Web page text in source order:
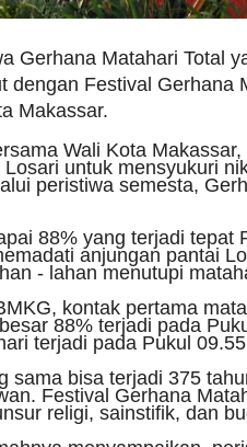
Gerhana Matahari Total
Festival Gerhana
Makassar.
Wali Kota
untuk mensyukuri
peristiwa semesta,
88% yang terjadi tepat
anjungan pantai
- lahan menutupi
kontak pertama
88% terjadi pada
terjadi pada Pukul
sama bisa terjadi 375
Festival Gerhana
religi, sainstifik, dan